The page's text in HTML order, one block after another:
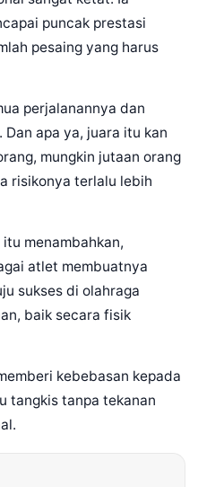
puncak prestasi
pesaing yang harus
perjalanannya dan
apa ya, juara itu kan
mungkin jutaan orang
risikonya terlalu lebih
menambahkan,
atlet membuatnya
sukses di olahraga
baik secara fisik
kebebasan kepada
tangkis tanpa tekanan